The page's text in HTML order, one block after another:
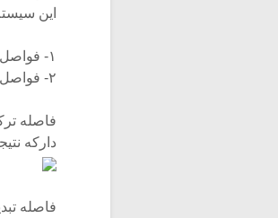
این سیستم ۲ دسته دیگر از فواصل مشاهده می شوند که
۱- فواصل ترکیبی
۲- فواصل تبدیلی
فاصله
دارکه